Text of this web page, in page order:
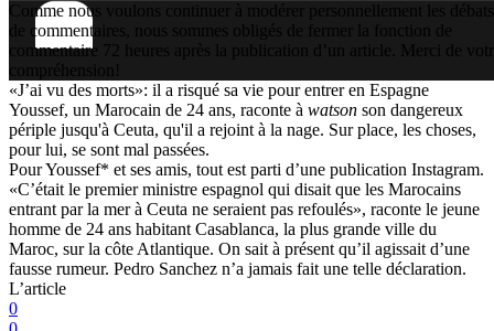
Comme nous voulons continuer à modérer personnellement les débats
de commentaires, nous sommes obligés de fermer la fonction de
commentaire 72 heures après la publication d’un article. Merci de
compréhension!
«J’ai vu des morts»: il a risqué sa vie pour entrer en Espagne
Youssef, un Marocain de 24 ans, raconte à watson son dangereux
périple jusqu'à Ceuta, qu'il a rejoint à la nage. Sur place, les choses,
pour lui, se sont mal passées.
Pour Youssef* et ses amis, tout est parti d’une publication Instagram.
«C’était le premier ministre espagnol qui disait que les Marocains
entrant par la mer à Ceuta ne seraient pas refoulés», raconte le jeune
homme de 24 ans habitant Casablanca, la plus grande ville du
Maroc, sur la côte Atlantique. On sait à présent qu’il agissait d’une
fausse rumeur. Pedro Sanchez n’a jamais fait une telle déclaration.
L’article
0